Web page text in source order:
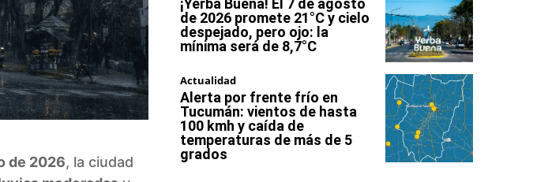
de 2026, la ciudad
¡Yerba Buena! El 7 de agosto
de 2026 promete 21°C y cielo
despejado, pero ojo: la
mínima será de 8,7°C
Actualidad
Alerta por frente frío en
Tucumán: vientos de hasta
100 kmh y caída de
temperaturas de más de 5
grados